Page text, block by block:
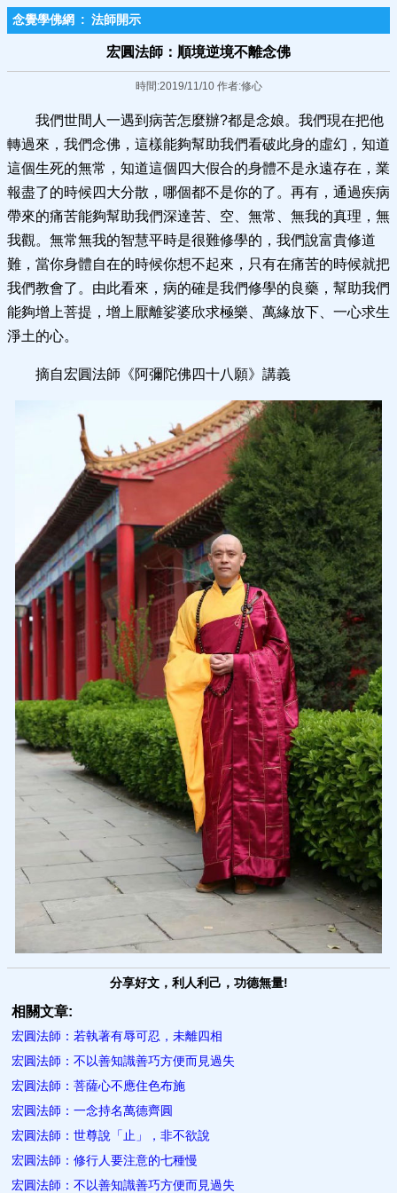
念覺學佛網 : 法師開示
宏圓法師：順境逆境不離念佛
時間:2019/11/10 作者:修心
我們世間人一遇到病苦怎麼辦?都是念娘。我們現在把他
轉過來，我們念佛，這樣能夠幫助我們看破此身的虛幻，知道
這個生死的無常，知道這個四大假合的身體不是永遠存在，業
報盡了的時候四大分散，哪個都不是你的了。再有，通過疾病
帶來的痛苦能夠幫助我們深達苦、空、無常、無我的真理，無
我觀。無常無我的智慧平時是很難修學的，我們說富貴修道
難，當你身體自在的時候你想不起來，只有在痛苦的時候就把
我們教會了。由此看來，病的確是我們修學的良藥，幫助我們
能夠增上菩提，增上厭離娑婆欣求極樂、萬緣放下、一心求生
淨土的心。
摘自宏圓法師《阿彌陀佛四十八願》講義
分享好文，利人利己，功德無量!
相關文章:
宏圓法師：若執著有辱可忍，未離四相
宏圓法師：不以善知識善巧方便而見過失
宏圓法師：菩薩心不應住色布施
宏圓法師：一念持名萬德齊圓
宏圓法師：世尊說「止」，非不欲說
宏圓法師：修行人要注意的七種慢
宏圓法師：不以善知識善巧方便而見過失